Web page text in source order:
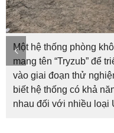
Một hệ thống phòng
mang tên “Tryzub” để
vào giai đoạn thử
biết hệ thống có khả
nhau đối với nhiều loại